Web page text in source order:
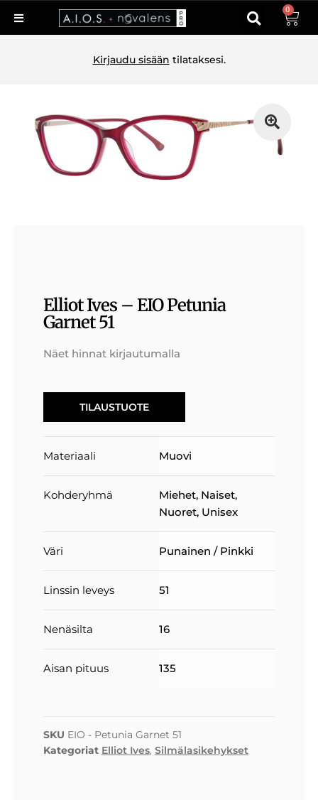
0
Kirjaudu sisään tilataksesi.
Elliot Ives – EIO Petunia
Garnet 51
Näet hinnat kirjautumalla
TILAUSTUOTE
Materiaali Muovi
Kohderyhmä Miehet, Naiset,
Nuoret, Unisex
Väri Punainen / Pinkki
Linssin leveys 51
Nenäsilta 16
Aisan pituus 135
SKU EIO - Petunia Garnet 51
Kategoriat Elliot Ives, Silmälasikehykset